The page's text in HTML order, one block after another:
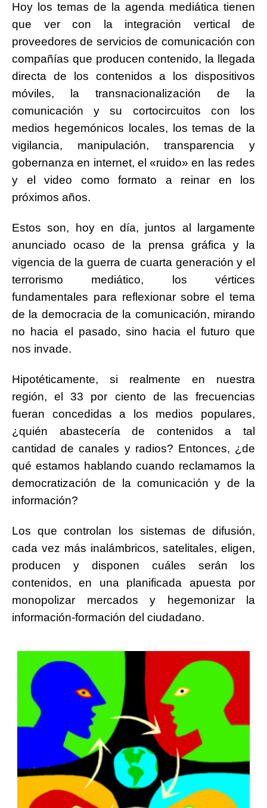
Hoy los temas de la agenda mediática tienen
que ver con la integración vertical de
proveedores de servicios de comunicación con
compañías que producen contenido, la llegada
directa de los contenidos a los dispositivos
móviles, la transnacionalización de la
comunicación y su cortocircuitos con los
medios hegemónicos locales, los temas de la
vigilancia, manipulación, transparencia y
gobernanza en internet, el «ruido» en las redes
y el video como formato a reinar en los
próximos años.
Estos son, hoy en día, juntos al largamente
anunciado ocaso de la prensa gráfica y la
vigencia de la guerra de cuarta generación y el
terrorismo mediático, los vértices
fundamentales para reflexionar sobre el tema
de la democracia de la comunicación, mirando
no hacia el pasado, sino hacia el futuro que
nos invade.
Hipotéticamente, si realmente en nuestra
región, el 33 por ciento de las frecuencias
fueran concedidas a los medios populares,
¿quién abastecería de contenidos a tal
cantidad de canales y radios? Entonces, ¿de
qué estamos hablando cuando reclamamos la
democratización de la comunicación y de la
información?
Los que controlan los sistemas de difusión,
cada vez más inalámbricos, satelitales, eligen,
producen y disponen cuáles serán los
contenidos, en una planificada apuesta por
monopolizar mercados y hegemonizar la
información-formación del ciudadano.